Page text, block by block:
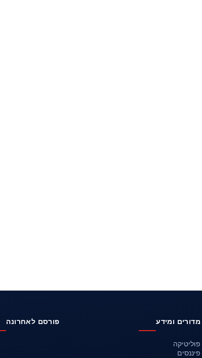
מדורים ומידע
פוליטיקה
פיננסים
פורסם לאחרונה